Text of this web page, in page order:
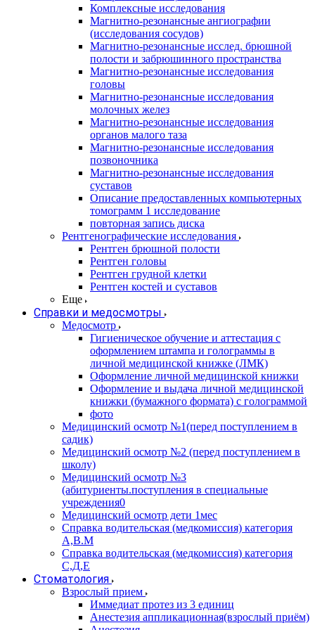
Комплексные исследования
Магнитно-резонансные ангиографии
(исследования сосудов)
Магнитно-резонансные исслед. брюшной
полости и забрюшинного пространства
Магнитно-резонансные исследования
головы
Магнитно-резонансные исследования
молочных желез
Магнитно-резонансные исследования
органов малого таза
Магнитно-резонансные исследования
позвоночника
Магнитно-резонансные исследования
суставов
Описание предоставленных компьютерных
томограмм 1 исследование
повторная запись диска
Рентгенографические исследования
Рентген брюшной полости
Рентген головы
Рентген грудной клетки
Рентген костей и суставов
Еще
Справки и медосмотры
Медосмотр
Гигиеническое обучение и аттестация с
оформлением штампа и голограммы в
личной медицинской книжке (ЛМК)
Оформление личной медицинской книжки
Оформление и выдача личной медицинской
книжки (бумажного формата) с голограммой
фото
Медицинский осмотр №1(перед поступлением в
садик)
Медицинский осмотр №2 (перед поступлением в
школу)
Медицинский осмотр №3
(абитуриенты.поступления в специальные
учреждения0
Медицинский осмотр дети 1мес
Справка водительская (медкомиссия) категория
А,В.М
Справка водительская (медкомиссия) категория
С,Д,Е
Стоматология
Взрослый прием
Иммедиат протез из 3 единиц
Анестезия аппликационная(взрослый приём)